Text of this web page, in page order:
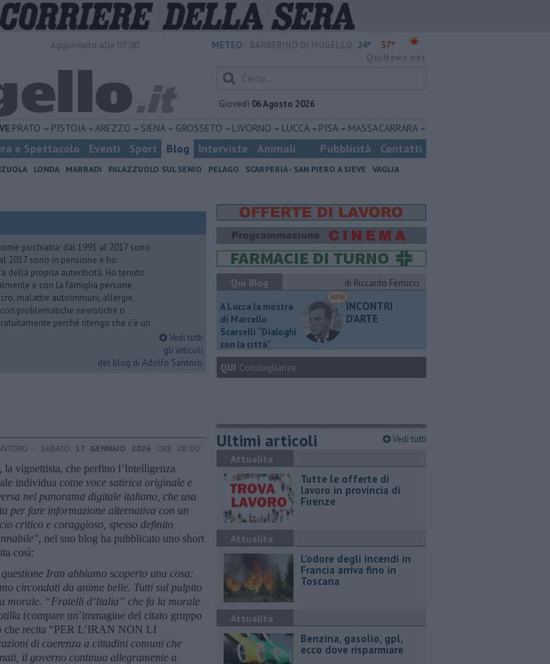
METEO: 24° 37°
Giovedì 06 Agosto 2026
PRATO PISTOIA AREZZO SIENA GROSSETO LIVORNO LUCCA PISA MASSA CARRARA
e Spettacolo Eventi Sport Blog Interviste Animali Pubblicità Contatti
LONDA MARRADI PALAZZUOLO SUL SENIO PELAGO SCARPERIA - SAN PIERO A SIEVE
VAGLIA
psichiatra; dal 1991 al 2017 sono
2017 sono in pensione e ho
della propria autenticità. Ho tenuto
e con la famiglia persone
malattie autoimmuni, allergie,
problematiche nevrotiche o
perché ritengo che c’è un
Vedi tutti
gli articoli
del blog di Adolfo Santoro
- SABATO 17 GENNAIO 2026 ORE 08:00
la vignettista, che perfino l’Intelligenza
individua come voce satirica originale e
nel panorama digitale italiano, che usa
per fare informazione alternativa con un
critico e coraggioso, spesso definito
, nel suo blog ha pubblicato uno short
così:
Iran abbiamo scoperto una cosa:
circondati da anime belle. Tutti sul pulpito
morale. “Fratelli d’Italia” che fa la morale
(compare un’immagine del citato gruppo
che recita “PER L’IRAN NON LI
di coerenza a cittadini comuni che
il governo continua allegramente a
Qui Blog
di Riccardo Ferrucci
A Lucca la mostra
di Marcello
Scarselli “Dialoghi
con la città"
INCONTRI
D'ARTE
QUI Condoglianze
Ultimi articoli Vedi tutti
Attualità
​Tutte le offerte di
lavoro in provincia di
Firenze
Attualità
L'odore degli incendi in
Francia arriva fino in
Toscana
Attualità
​Benzina, gasolio, gpl,
ecco dove risparmiare